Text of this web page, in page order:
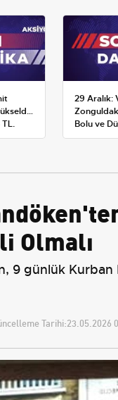
TL,
29 Aralık:
Bolu ve
okullar
Olmalı
9 günlük
Tarihi:23.05.2026